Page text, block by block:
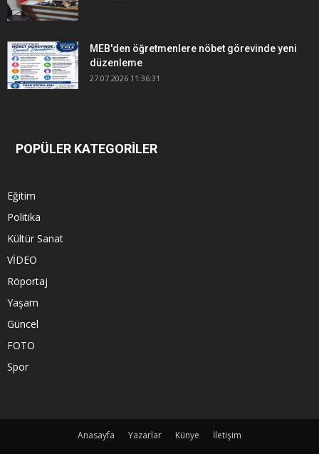
MEB'den öğretmenlere nöbet görevinde yeni
düzenleme
27.07.2026 11:36:31
POPÜLER KATEGORİLER
Eğitim
Politika
Kültür Sanat
VİDEO
Röportaj
Yaşam
Güncel
FOTO
Spor
Anasayfa Yazarlar Künye
İletişim